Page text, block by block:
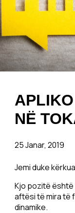
NË
25 Janar, 2019
Jemi duke
Kjo pozitë
aftësi të mira të
dinamike.